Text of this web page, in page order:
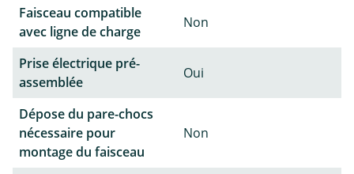
Faisceau compatible
avec ligne de charge
Non
Prise électrique pré-
assemblée
Oui
Dépose du pare-chocs
nécessaire pour
montage du faisceau
Non